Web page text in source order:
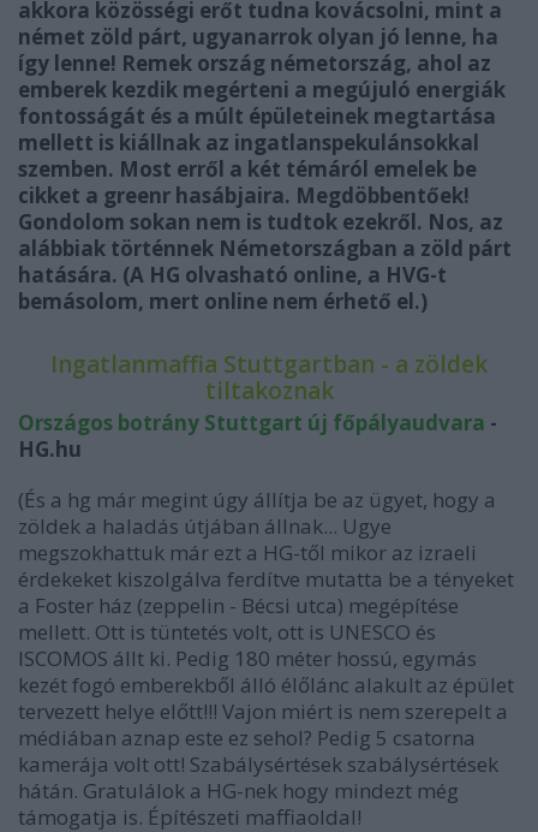
akkora közösségi erőt tudna kovácsolni, mint a
német zöld párt, ugyanarrok olyan jó lenne, ha
így lenne! Remek ország németország, ahol az
emberek kezdik megérteni a megújuló energiák
fontosságát és a múlt épületeinek megtartása
mellett is kiállnak az ingatlanspekulánsokkal
szemben. Most erről a két témáról emelek be
cikket a greenr hasábjaira. Megdöbbentőek!
Gondolom sokan nem is tudtok ezekről. Nos, az
alábbiak történnek Németországban a zöld párt
hatására. (A HG olvasható online, a HVG-t
bemásolom, mert online nem érhető el.)
Ingatlanmaffia Stuttgartban - a zöldek
tiltakoznak
Országos botrány Stuttgart új főpályaudvara -
HG.hu
(És a hg már megint úgy állítja be az ügyet, hogy a
zöldek a haladás útjában állnak... Ugye
megszokhattuk már ezt a HG-től mikor az izraeli
érdekeket kiszolgálva ferdítve mutatta be a tényeket
a Foster ház (zeppelin - Bécsi utca) megépítése
mellett. Ott is tüntetés volt, ott is UNESCO és
ISCOMOS állt ki. Pedig 180 méter hossú, egymás
kezét fogó emberekből álló élőlánc alakult az épület
tervezett helye előtt!!! Vajon miért is nem szerepelt a
médiában aznap este ez sehol? Pedig 5 csatorna
kamerája volt ott! Szabálysértések szabálysértések
hátán. Gratulálok a HG-nek hogy mindezt még
támogatja is. Építészeti maffiaoldal!